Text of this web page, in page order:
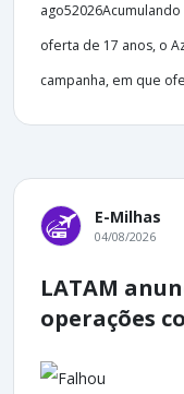
oferta de 17 anos, o
campanha, em que
E-Milhas
04/08/2026
LATAM
operações